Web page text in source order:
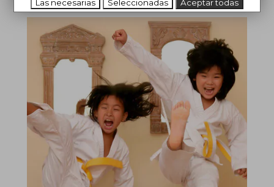
Las necesarias Seleccionadas Aceptar todas